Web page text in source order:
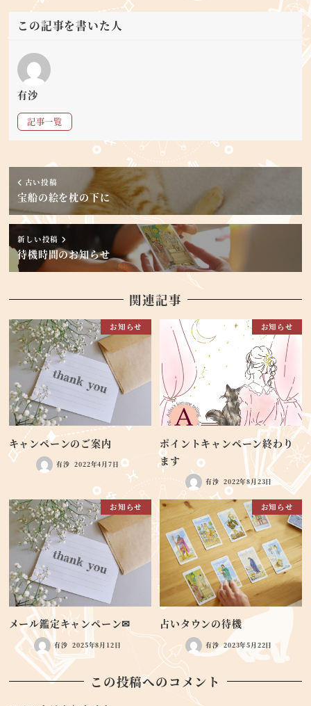
この記事を書いた人
有沙
記事一覧
古い投稿
宝船の絵を枕の下に
新しい投稿
待機時間のお知らせ
関連記事
お知らせ
キャンペーンのご案内
有沙 2022年4月7日
お知らせ
ポイントキャンペーン終わり
ます
有沙 2022年8月23日
お知らせ
メール鑑定キャンペーン✉
有沙 2025年8月12日
お知らせ
占いタウンの待機
有沙 2023年5月22日
この投稿へのコメント